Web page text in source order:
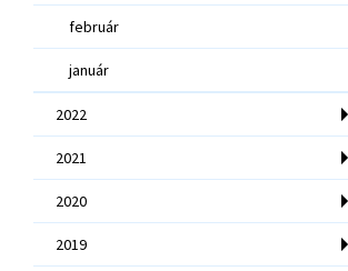
február
január
2022
2021
2020
2019